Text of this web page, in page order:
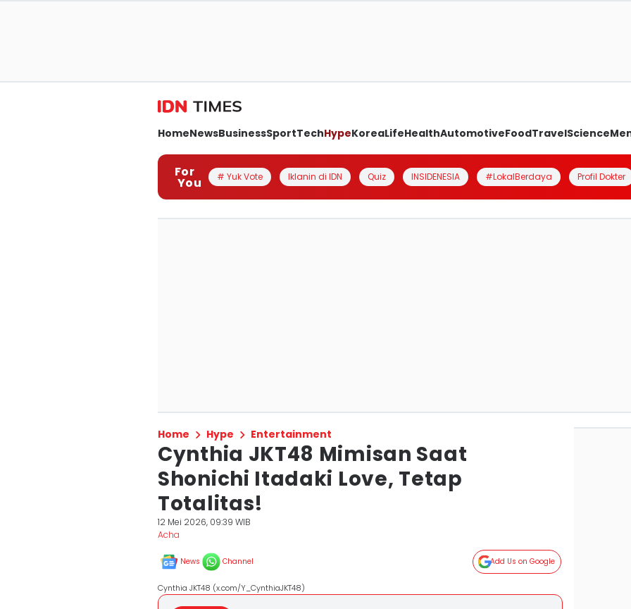
HomeNewsBusinessSportTechHypeKoreaLifeHealthAutomotiveFoodTravelScience
For
You # Yuk Vote Iklanin di IDN Quiz INSIDENESIA #LokalBerdaya Profil Dokter
Home Hype Entertainment
Cynthia JKT48 Mimisan Saat
Shonichi Itadaki Love, Tetap
Totalitas!
12 Mei 2026, 09:39 WIB
Acha
News Channel Add Us on Google
Cynthia JKT48 (x.com/Y_CynthiaJKT48)